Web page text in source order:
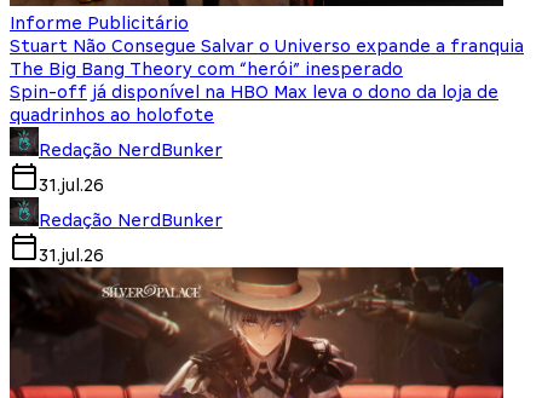
Informe Publicitário
Stuart Não Consegue Salvar o Universo expande a franquia
The Big Bang Theory com “herói” inesperado
Spin-off já disponível na HBO Max leva o dono da loja de
quadrinhos ao holofote
Redação NerdBunker
31.jul.26
Redação NerdBunker
31.jul.26